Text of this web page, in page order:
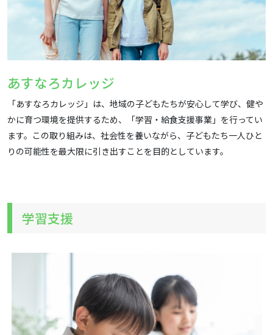
あすなろカレッジ
「あすなろカレッジ」は、地域の子どもたちが安心して学び、健や
かに育つ環境を提供するため、「学習・給食支援事業」を行ってい
ます。この取り組みは、社会性を養いながら、子どもたち一人ひと
りの可能性を最大限に引き出すことを目的としています。
学習支援